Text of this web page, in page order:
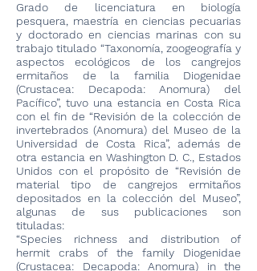
Grado de licenciatura en biología
pesquera, maestría en ciencias pecuarias
y doctorado en ciencias marinas con su
trabajo titulado “Taxonomía, zoogeografía y
aspectos ecológicos de los cangrejos
ermitaños de la familia Diogenidae
(Crustacea: Decapoda: Anomura) del
Pacífico”, tuvo una estancia en Costa Rica
con el fin de “Revisión de la colección de
invertebrados (Anomura) del Museo de la
Universidad de Costa Rica”, además de
otra estancia en Washington D. C., Estados
Unidos con el propósito de “Revisión de
material tipo de cangrejos ermitaños
depositados en la colección del Museo”,
algunas de sus publicaciones son
tituladas:
“Species richness and distribution of
hermit crabs of the family Diogenidae
(Crustacea: Decapoda: Anomura) in the